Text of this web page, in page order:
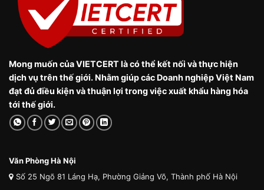
Mong muốn của VIETCERT là có thể kết nối và thực hiện
dịch vụ trên thế giới. Nhằm giúp các Doanh nghiệp Việt Nam
đạt đủ điều kiện và thuận lợi trong việc xuất khẩu hàng hóa
tới thế giới.
Văn Phòng Hà Nội
Số 25 Ngõ 81 Láng Hạ, Phường Giảng Võ, Thành phố Hà Nội